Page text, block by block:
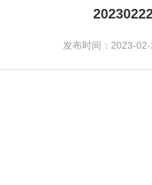
发布时间：2023-